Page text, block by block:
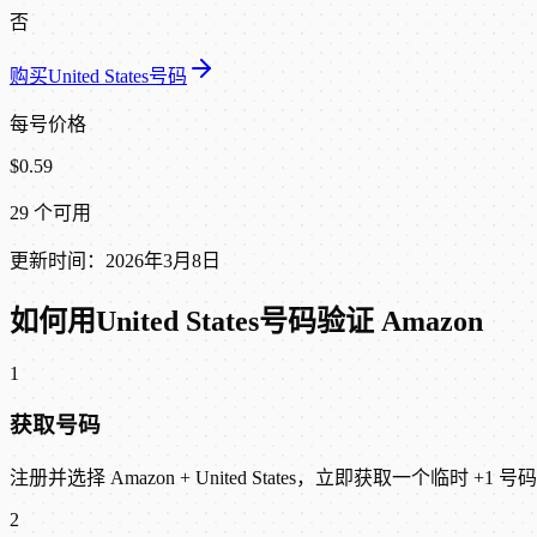
否
购买United States号码
每号价格
$0.59
29 个可用
更新时间：2026年3月8日
如何用United States号码验证 Amazon
1
获取号码
注册并选择 Amazon + United States，立即获取一个临时 +1 号
2